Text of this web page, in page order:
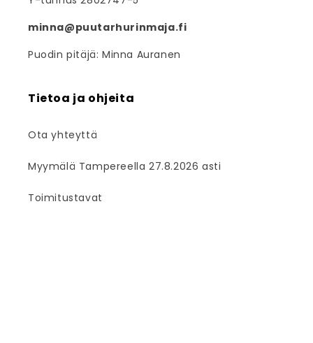
minna@puutarhurinmaja.fi
Puodin pitäjä: Minna Auranen
Tietoa ja ohjeita
Ota yhteyttä
Myymälä Tampereella 27.8.2026 asti
Toimitustavat